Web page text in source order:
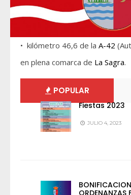
• kilómetro 46,6 de la A-42
en plena comarca de La Sagra.
POPULAR
Fiestas 2023
JULIO 4, 2023
ORDENANZAS